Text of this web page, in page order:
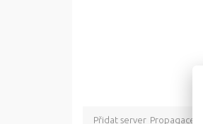
Přidat server Propagace